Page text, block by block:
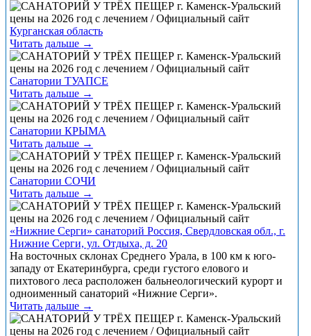
Курганская область
Читать дальше →
Санатории ТУАПСЕ
Читать дальше →
Санатории КРЫМА
Читать дальше →
Санатории СОЧИ
Читать дальше →
«Нижние Серги» санаторий Россия, Свердловская обл., г.
Нижние Серги, ул. Отдыха, д. 20
На восточных склонах Среднего Урала, в 100 км к юго-
западу от Екатеринбурга, среди густого елового и
пихтового леса расположен бальнеологический курорт и
одноименный санаторий «Нижние Серги».
Читать дальше →